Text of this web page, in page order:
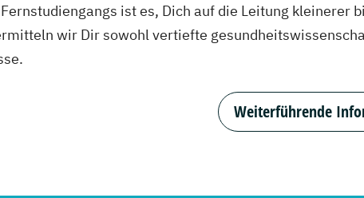
ist es, Dich auf die Leitung kleinerer
wir Dir sowohl vertiefte
Weiterführende